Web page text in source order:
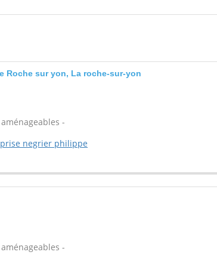
Roche sur yon, La roche-sur-yon
-
negrier philippe
-